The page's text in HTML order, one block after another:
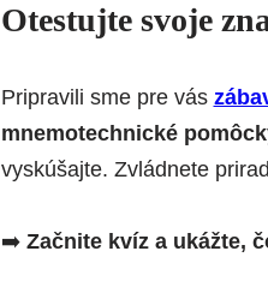
Otestujte svoje
Pripravili sme pre vás
mnemotechnické
vyskúšajte. Zvládnete
➡️ Začnite kvíz a ukážte,